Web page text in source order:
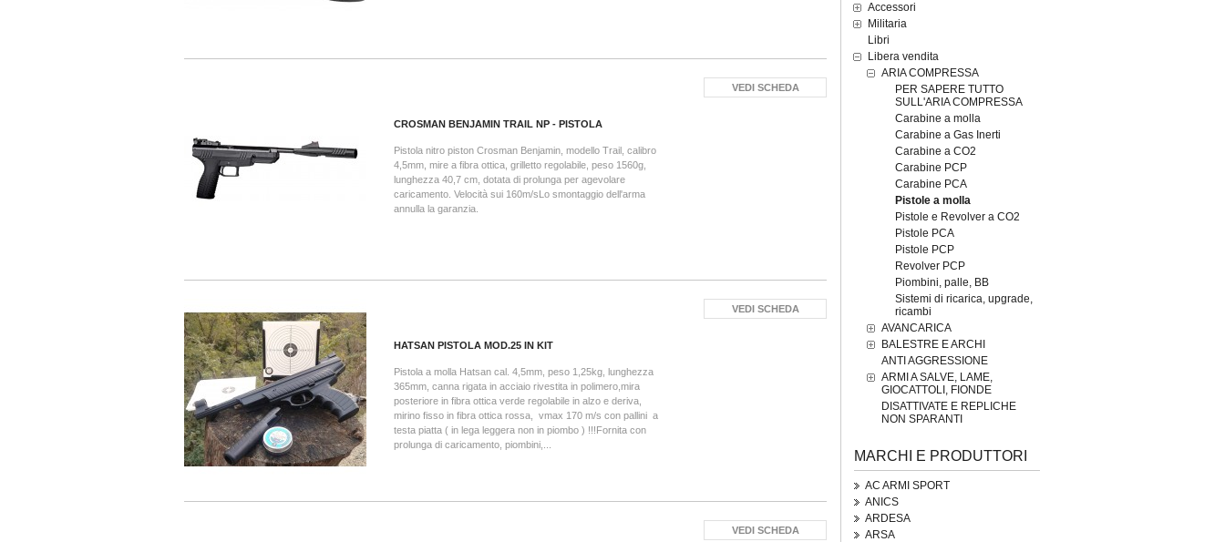
CROSMAN BENJAMIN TRAIL NP - PISTOLA
Pistola nitro piston Crosman Benjamin, modello Trail, calibro
4,5mm, mire a fibra ottica, grilletto regolabile, peso 1560g,
lunghezza 40,7 cm, dotata di prolunga per agevolare
caricamento. Velocità sui 160m/sLo smontaggio dell'arma
annulla la garanzia.
VEDI SCHEDA
HATSAN PISTOLA MOD.25 IN KIT
Pistola a molla Hatsan cal. 4,5mm, peso 1,25kg, lunghezza
365mm, canna rigata in acciaio rivestita in polimero,mira
posteriore in fibra ottica verde regolabile in alzo e deriva,
mirino fisso in fibra ottica rossa, vmax 170 m/s con pallini a
testa piatta ( in lega leggera non in piombo ) !!!Fornita con
prolunga di caricamento, piombini,...
VEDI SCHEDA
VEDI SCHEDA
Accessori
Militaria
Libri
Libera vendita
ARIA COMPRESSA
PER SAPERE TUTTO
SULL'ARIA COMPRESSA
Carabine a molla
Carabine a Gas Inerti
Carabine a CO2
Carabine PCP
Carabine PCA
Pistole a molla
Pistole e Revolver a CO2
Pistole PCA
Pistole PCP
Revolver PCP
Piombini, palle, BB
Sistemi di ricarica, upgrade,
ricambi
AVANCARICA
BALESTRE E ARCHI
ANTI AGGRESSIONE
ARMI A SALVE, LAME,
GIOCATTOLI, FIONDE
DISATTIVATE E REPLICHE
NON SPARANTI
MARCHI E PRODUTTORI
AC ARMI SPORT
ANICS
ARDESA
ARSA